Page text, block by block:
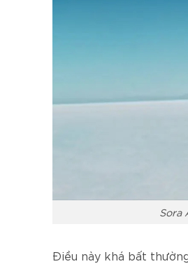
Sora
Điều này khá bất